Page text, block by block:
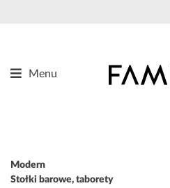
Menu
Referencje
Modern
Stołki barowe, taborety